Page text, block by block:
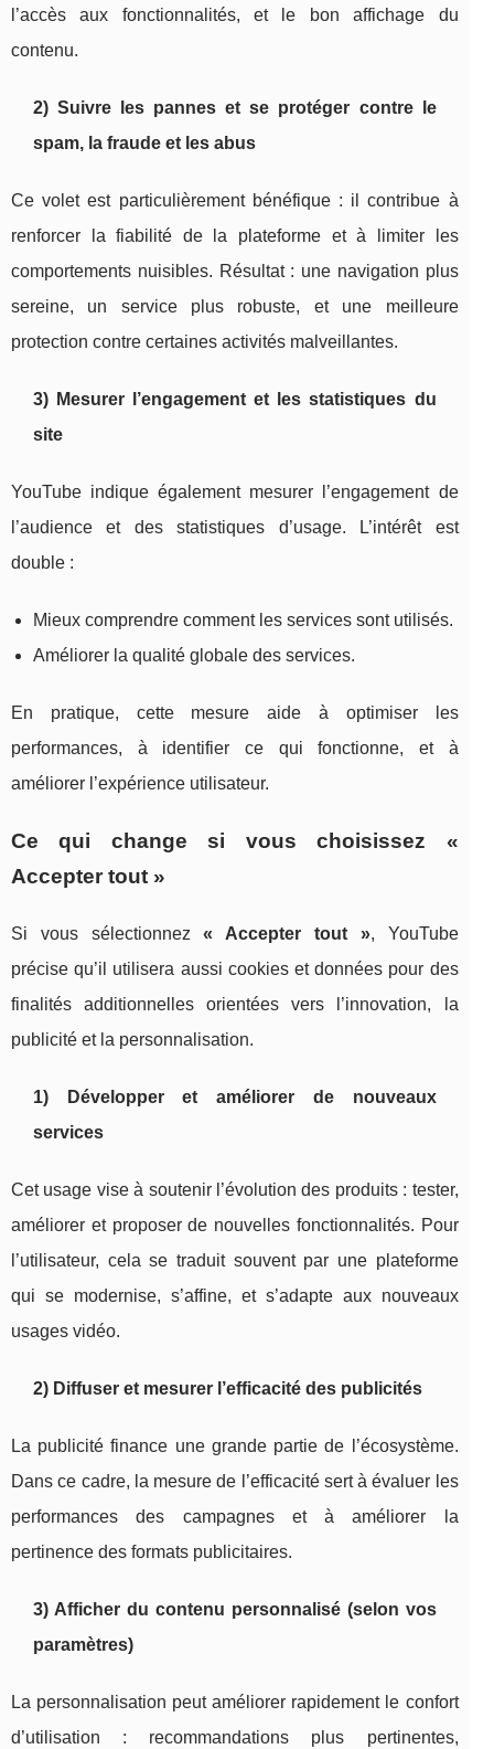
l’accès aux fonctionnalités, et le bon affichage du
contenu.
2) Suivre les pannes et se protéger contre le
spam, la fraude et les abus
Ce volet est particulièrement bénéfique : il contribue à
renforcer la fiabilité de la plateforme et à limiter les
comportements nuisibles. Résultat : une navigation plus
sereine, un service plus robuste, et une meilleure
protection contre certaines activités malveillantes.
3) Mesurer l’engagement et les statistiques du
site
YouTube indique également mesurer l’engagement de
l’audience et des statistiques d’usage. L’intérêt est
double :
Mieux comprendre comment les services sont utilisés.
Améliorer la qualité globale des services.
En pratique, cette mesure aide à optimiser les
performances, à identifier ce qui fonctionne, et à
améliorer l’expérience utilisateur.
Ce qui change si vous choisissez «
Accepter tout »
Si vous sélectionnez« Accepter tout », YouTube
précise qu’il utilisera aussi cookies et données pour des
finalités additionnelles orientées vers l’innovation, la
publicité et la personnalisation.
1) Développer et améliorer de nouveaux
services
Cet usage vise à soutenir l’évolution des produits : tester,
améliorer et proposer de nouvelles fonctionnalités. Pour
l’utilisateur, cela se traduit souvent par une plateforme
qui se modernise, s’affine, et s’adapte aux nouveaux
usages vidéo.
2) Diffuser et mesurer l’efficacité des publicités
La publicité finance une grande partie de l’écosystème.
Dans ce cadre, la mesure de l’efficacité sert à évaluer les
performances des campagnes et à améliorer la
pertinence des formats publicitaires.
3) Afficher du contenu personnalisé (selon vos
paramètres)
La personnalisation peut améliorer rapidement le confort
d’utilisation : recommandations plus pertinentes,